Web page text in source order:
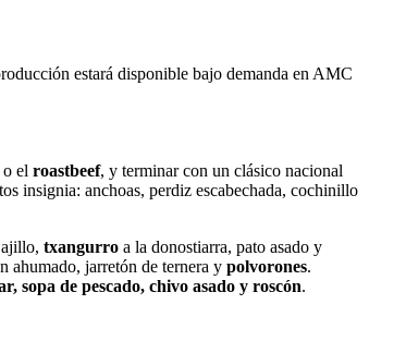
estará disponible bajo demanda en AMC
el roastbeef, y terminar con un clásico nacional
insignia: anchoas, perdiz escabechada, cochinillo
txangurro a la donostiarra, pato asado y
ahumado, jarretón de ternera y polvorones.
sopa de pescado, chivo asado y roscón.